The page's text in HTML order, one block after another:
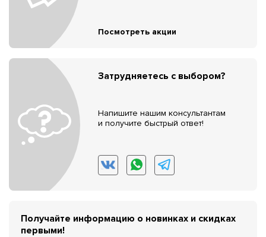
Посмотреть акции
Затрудняетесь с выбором?
Напишите нашим консультантам
и получите быстрый ответ!
Получайте информацию о новинках и скидках
первыми!